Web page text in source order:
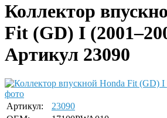
Коллектор
Fit (GD) I
Артикул 23090
фото
Артикул:
23090